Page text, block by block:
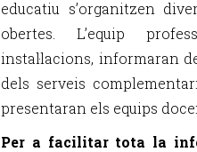
educatiu s’organitzen
obertes. L’equip
instal·lacions, informaran
dels serveis
presentaran els equips
Per a facilitar tota la